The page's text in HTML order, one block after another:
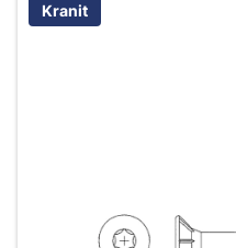
Kranit